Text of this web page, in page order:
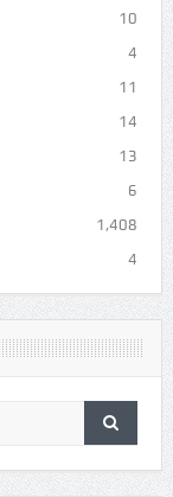
10
4
11
14
13
6
1,408
4